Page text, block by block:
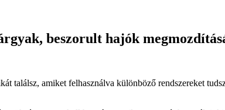
beszorult hajók
találsz, amiket felhasználva különböző rendszereket